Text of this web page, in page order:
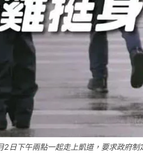
2日下午兩點一起走上凱道，要求政府